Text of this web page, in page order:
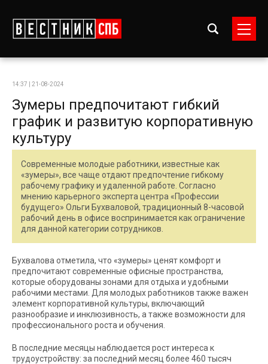
14:37 | 21-08-2024
Зумеры предпочитают гибкий
график и развитую корпоративную
культуру
Современные молодые работники, известные как
«зумеры», все чаще отдают предпочтение гибкому
рабочему графику и удаленной работе. Согласно
мнению карьерного эксперта центра «Профессии
будущего» Ольги Бухваловой, традиционный 8-часовой
рабочий день в офисе воспринимается как ограничение
для данной категории сотрудников.
Бухвалова отметила, что «зумеры» ценят комфорт и
предпочитают современные офисные пространства,
которые оборудованы зонами для отдыха и удобными
рабочими местами. Для молодых работников также важен
элемент корпоративной культуры, включающий
разнообразие и инклюзивность, а также возможности для
профессионального роста и обучения.
В последние месяцы наблюдается рост интереса к
трудоустройству: за последний месяц более 460 тысяч